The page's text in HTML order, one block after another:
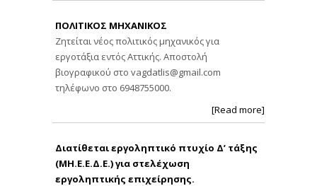
ΠΟΛΙΤΙΚΟΣ ΜΗΧΑΝΙΚΟΣ
Ζητείται νέος πολιτικός μηχανικός για
εργοτάξια εντός Αττικής. Αποστολή
βιογραφικού στο vagdatlis@gmail.com
τηλέφωνο στο 6948755000.
[Read more]
Διατίθεται εργοληπτικό πτυχίο Δ’ τάξης
(ΜΗ.Ε.Ε.Δ.Ε.) για στελέχωση
εργοληπτικής επιχείρησης.